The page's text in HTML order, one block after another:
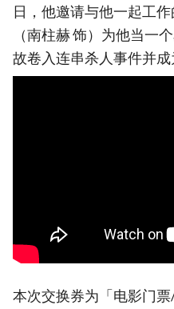
日，他邀请与他一起工
（南柱赫 饰）为他当一
故卷入连串杀人事件并成
本次交换券为「电影门